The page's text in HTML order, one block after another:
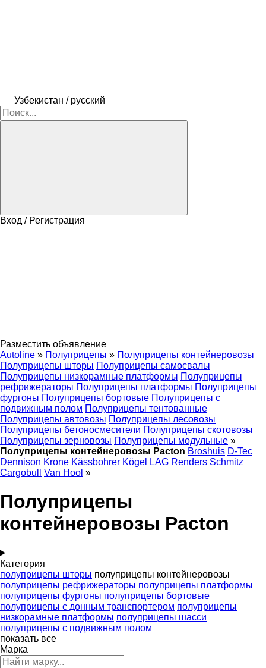
Узбекистан / русский
Вход / Регистрация
Разместить объявление
Autoline » Полуприцепы » Полуприцепы контейнеровозы
Полуприцепы шторы Полуприцепы самосвалы
Полуприцепы низкорамные платформы Полуприцепы
рефрижераторы Полуприцепы платформы Полуприцепы
фургоны Полуприцепы бортовые Полуприцепы с
подвижным полом Полуприцепы тентованные
Полуприцепы автовозы Полуприцепы лесовозы
Полуприцепы бетоносмесители Полуприцепы скотовозы
Полуприцепы зерновозы Полуприцепы модульные »
Полуприцепы контейнеровозы Pacton Broshuis D-Tec
Dennison Krone Kässbohrer Kögel LAG Renders Schmitz
Cargobull
Van Hool »
Полуприцепы
контейнеровозы Pacton
Категория
полуприцепы шторы полуприцепы контейнеровозы
полуприцепы рефрижераторы полуприцепы платформы
полуприцепы фургоны полуприцепы бортовые
полуприцепы с донным транспортером полуприцепы
низкорамные платформы полуприцепы шасси
полуприцепы с подвижным полом
показать все
Марка